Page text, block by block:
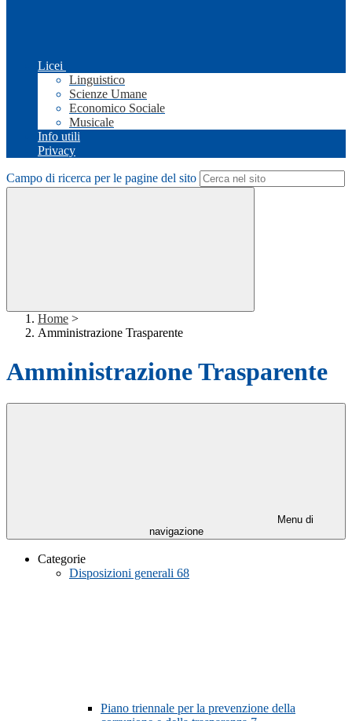
Licei
Linguistico
Scienze Umane
Economico Sociale
Musicale
Info utili
Privacy
Campo di ricerca per le pagine del sito
Home >
Amministrazione Trasparente
Amministrazione Trasparente
Menu di
navigazione
Categorie
Disposizioni generali 68
Piano triennale per la prevenzione della